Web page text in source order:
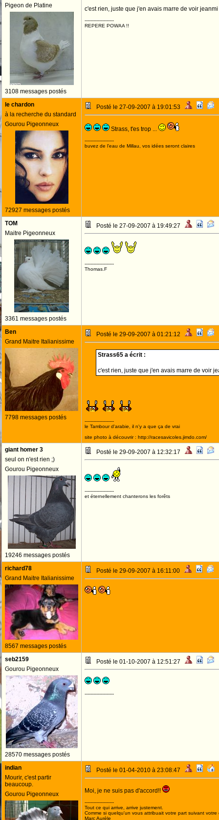
Pigeon de Platine
3108 messages postés
c'est rien, juste que j'en avais marre de voir
--------------------
REPERE POWAA !!
le chardon
à la recherche du standard
Gourou Pigeonneux
72927 messages postés
Posté le 27-09-2007 à 19:01:53
Strass, t'es trop ...
--------------------
buvez de l'eau de Millau, vos idées seront claires
TOM
Maitre Pigeonneux
3361 messages postés
Posté le 27-09-2007 à 19:49:27
--------------------
Thomas.F
Ben
Grand Maitre Italianissime
7798 messages postés
Posté le 29-09-2007 à 01:21:12
Strass65 a écrit :
c'est rien, juste que j'en avais marre de voir
--------------------
le Tambour d'arabie, il n'y a que ça de vrai
site photo à découvrir : http://racesavicoles.jimdo.com/
giant homer 3
seul on n'est rien ;)
Gourou Pigeonneux
19246 messages postés
Posté le 29-09-2007 à 12:32:17
--------------------
et éternellement chanterons les forêts
richard78
Grand Maitre Italianissime
8567 messages postés
Posté le 29-09-2007 à 16:11:00
seb2159
Gourou Pigeonneux
28570 messages postés
Posté le 01-10-2007 à 12:51:27
--------------------
indian
Mourir, c'est partir
beaucoup.
Gourou Pigeonneux
Posté le 01-04-2010 à 23:08:47
Moi, je ne suis pas d'accord!!
--------------------
Tout ce qui arrive, arrive justement.
Comme si quelqu'un vous attribuait votre part suivant votre
Marc Aurèle